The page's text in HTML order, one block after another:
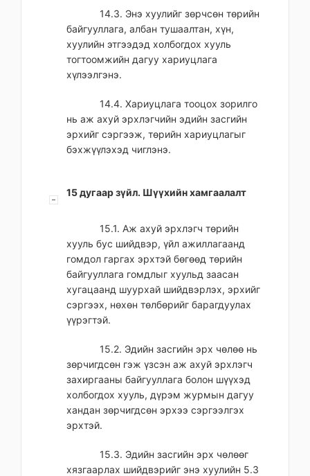
14.3. Энэ хуулийг зөрчсөн төрийн
байгууллага, албан тушаалтан, хүн,
хуулийн этгээдэд холбогдох хууль
тогтоомжийн дагуу хариуцлага
хүлээлгэнэ.
14.4. Хариуцлага тооцох зорилго
нь аж ахуй эрхлэгчийн эдийн засгийн
эрхийг сэргээж, төрийн хариуцлагыг
бэхжүүлэхэд чиглэнэ.
15 дугаар зүйл. Шүүхийн хамгаалалт
15.1. Аж ахуй эрхлэгч төрийн
хууль бус шийдвэр, үйл ажиллагаанд
гомдол гаргах эрхтэй бөгөөд төрийн
байгууллага гомдлыг хуульд заасан
хугацаанд шуурхай шийдвэрлэх, эрхийг
сэргээх, нөхөн төлбөрийг барагдуулах
үүрэгтэй.
15.2. Эдийн засгийн эрх чөлөө нь
зөрчигдсөн гэж үзсэн аж ахуй эрхлэгч
захиргааны байгууллага болон шүүхэд
холбогдох хууль, дүрэм журмын дагуу
хандан зөрчигдсөн эрхээ сэргээлгэх
эрхтэй.
15.3. Эдийн засгийн эрх чөлөөг
хязгаарлах шийдвэрийг энэ хуулийн 5.3